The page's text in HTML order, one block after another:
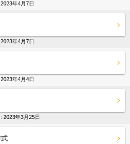
2023年4月7日
2023年4月7日
2023年4月4日
2023年3月25日